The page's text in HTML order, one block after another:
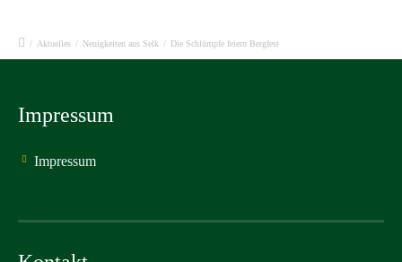
/ Aktuelles / Neuigkeiten aus Selk / Die Schlümpfe feiern Bergfest
Impressum
Impressum